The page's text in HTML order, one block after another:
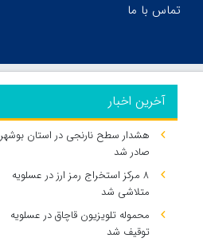
تماس با ما
آخرین اخبار
هشدار سطح نارنجی در استان بوشهر
صادر شد
۸ مرکز استخراج رمز ارز در عسلویه
متلاشی شد
محموله تلویزیون قاچاق در عسلویه
توقیف شد